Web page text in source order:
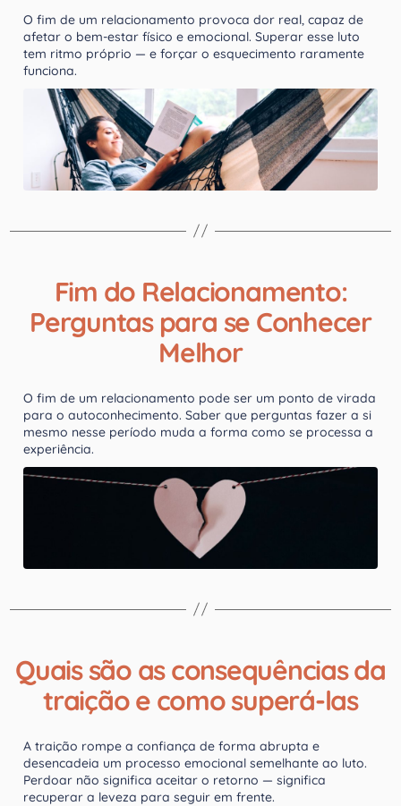
O fim de um relacionamento provoca dor real, capaz de
afetar o bem-estar físico e emocional. Superar esse luto
tem ritmo próprio — e forçar o esquecimento raramente
funciona.
Fim do Relacionamento:
Perguntas para se Conhecer
Melhor
O fim de um relacionamento pode ser um ponto de virada
para o autoconhecimento. Saber que perguntas fazer a si
mesmo nesse período muda a forma como se processa a
experiência.
Quais são as consequências da
traição e como superá-las
A traição rompe a confiança de forma abrupta e
desencadeia um processo emocional semelhante ao luto.
Perdoar não significa aceitar o retorno — significa
recuperar a leveza para seguir em frente.